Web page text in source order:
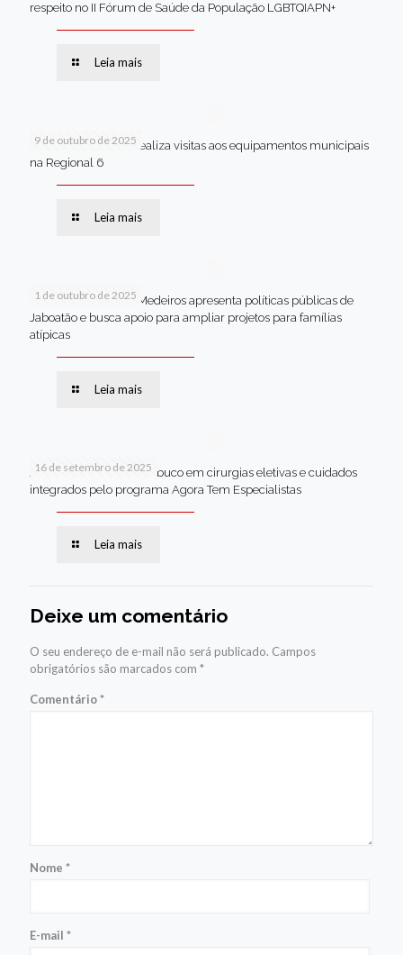
respeito no II Fórum de Saúde da População LGBTQIAPN+
Leia mais
9 de outubro de 2025
Van dos secretários realiza visitas aos equipamentos municipais
na Regional 6
Leia mais
1 de outubro de 2025
Em Brasília, Andréa Medeiros apresenta políticas públicas de
Jaboatão e busca apoio para ampliar projetos para famílias
atípicas
Leia mais
16 de setembro de 2025
Jaboatão lidera Pernambuco em cirurgias eletivas e cuidados
integrados pelo programa Agora Tem Especialistas
Leia mais
Deixe um comentário
O seu endereço de e-mail não será publicado. Campos
obrigatórios são marcados com *
Comentário*
Nome *
E-mail *